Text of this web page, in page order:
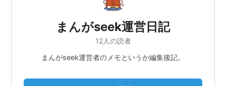
まんがseek運営日記
12人の読者
まんがseek運営者のメモというか編集後記。